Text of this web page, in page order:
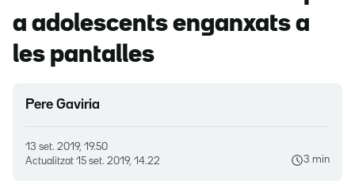
a adolescents enganxats a
les pantalles
Pere Gaviria
13 set. 2019, 19.50
Actualitzat 15 set. 2019, 14.22 3 min